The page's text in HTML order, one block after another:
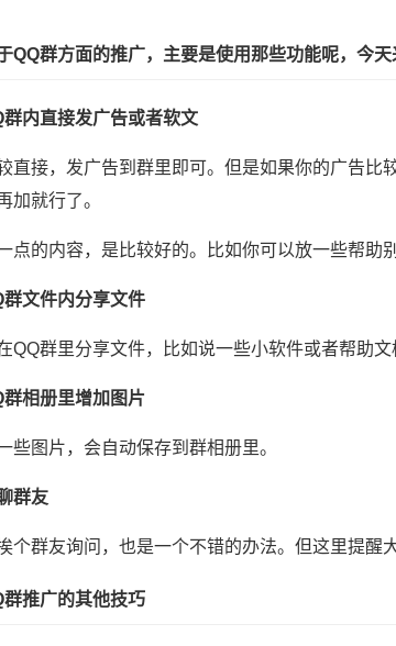
QQ群方面的推广，主要是使用那些功能呢，今天
群内直接发广告或者软文
直接，发广告到群里即可。但是如果你的广告比
加就行了。
点的内容，是比较好的。比如你可以放一些帮助
群文件内分享文件
QQ群里分享文件，比如说一些小软件或者帮助文
群相册里增加图片
些图片，会自动保存到群相册里。
群友
个群友询问，也是一个不错的办法。但这里提醒
群推广的其他技巧